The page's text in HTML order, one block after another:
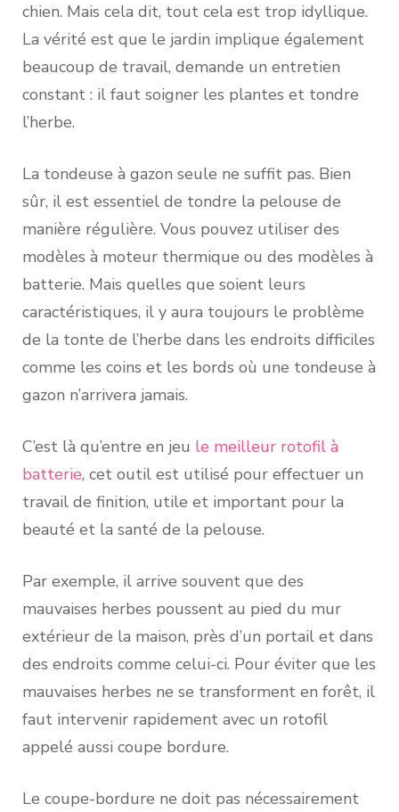
chien. Mais cela dit, tout cela est trop idyllique.
La vérité est que le jardin implique également
beaucoup de travail, demande un entretien
constant : il faut soigner les plantes et tondre
l’herbe.
La tondeuse à gazon seule ne suffit pas. Bien
sûr, il est essentiel de tondre la pelouse de
manière régulière. Vous pouvez utiliser des
modèles à moteur thermique ou des modèles à
batterie. Mais quelles que soient leurs
caractéristiques, il y aura toujours le problème
de la tonte de l’herbe dans les endroits difficiles
comme les coins et les bords où une tondeuse à
gazon n’arrivera jamais.
C’est là qu’entre en jeu le meilleur rotofil à
batterie, cet outil est utilisé pour effectuer un
travail de finition, utile et important pour la
beauté et la santé de la pelouse.
Par exemple, il arrive souvent que des
mauvaises herbes poussent au pied du mur
extérieur de la maison, près d’un portail et dans
des endroits comme celui-ci. Pour éviter que les
mauvaises herbes ne se transforment en forêt, il
faut intervenir rapidement avec un rotofil
appelé aussi coupe bordure.
Le coupe-bordure ne doit pas nécessairement